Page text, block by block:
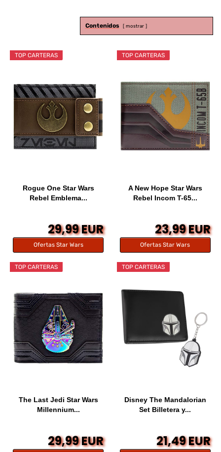
Contenidos mostrar
TOP CARTERAS
Rogue One Star Wars
Rebel Emblema...
29,99 EUR
Ofertas Star Wars
TOP CARTERAS
A New Hope Star Wars
Rebel Incom T-65...
23,99 EUR
Ofertas Star Wars
TOP CARTERAS
The Last Jedi Star Wars
Millennium...
29,99 EUR
TOP CARTERAS
Disney The Mandalorian
Set Billetera y...
21,49 EUR